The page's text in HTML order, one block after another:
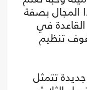
بصفة
في
تنظيم
تتمثل